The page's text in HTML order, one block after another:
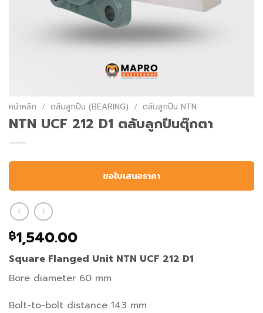
หน้าหลัก / ตลับลูกปืน (BEARING) / ตลับลูกปืน NTN
NTN UCF 212 D1 ตลับลูกปืนตุ๊กตา
ขอใบเสนอราคา
฿1,540.00
Square Flanged Unit NTN UCF 212 D1
Bore diameter 60 mm
Bolt-to-bolt distance 143 mm